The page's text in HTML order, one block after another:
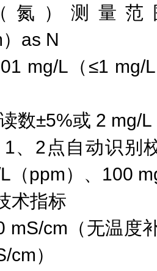
氮）测量范
as N
mg/L（≤1 mg/
读数±5%或 2 mg/L
1、2 点自动识别
（ppm） 、100
术指标
mS/cm（无温度
cm）